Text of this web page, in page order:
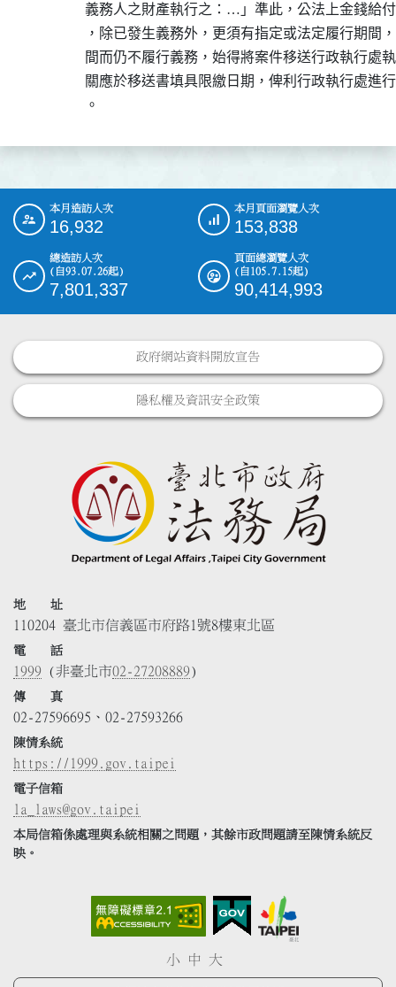
義務人之財產執行之：…」準此，公法上金錢
，除已發生義務外，更須有指定或法定履行期
間而仍不履行義務，始得將案件移送行政執行
關應於移送書填具限繳日期，俾利行政執行處
                。
::: 本月造訪人次
16,932
本月頁面瀏覽人次
153,838
總造訪人次
(自93.07.26起)
7,801,337
頁面總瀏覽人次
(自105.7.15起)
90,414,993
政府網站資料開放宣告
隱私權及資訊安全政策
地 址
110204 臺北市信義區市府路1號8樓東北區
電 話
1999 (非臺北市02-27208889)
傳 真
02-27596695、02-27593266
陳情系統
https://1999.gov.taipei
電子信箱
la_laws@gov.taipei
本局信箱係處理與系統相關之問題，其餘市政問題請至陳情系統反
映。
小 中 大